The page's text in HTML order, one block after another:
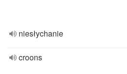
niesłychanie
croons